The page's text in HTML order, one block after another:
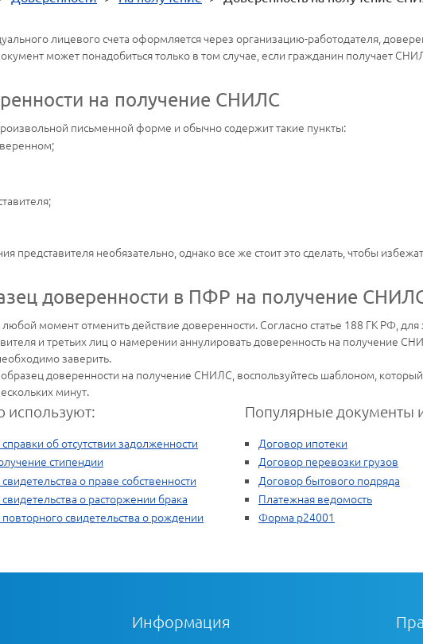
лицевого счета оформляется через организацию-работодателя,
может понадобиться только в том случае, если гражданин получает
на получение СНИЛС
письменной форме и обычно содержит такие пункты:
представителя необязательно, однако все же стоит это сделать, чтобы
доверенности в ПФР на получение
момент отменить действие доверенности. Согласно статье 188 ГК РФ,
и третьих лиц о намерении аннулировать доверенность на получение
заверить.
доверенности на получение СНИЛС, воспользуйтесь шаблоном,
минут.
используют:
об отсутствии задолженности
стипендии
о праве собственности
о расторжении брака
свидетельства о рождении
Популярные документы
Договор ипотеки
Договор перевозки грузов
Договор бытового подряда
Платежная ведомость
Форма р24001
Информация